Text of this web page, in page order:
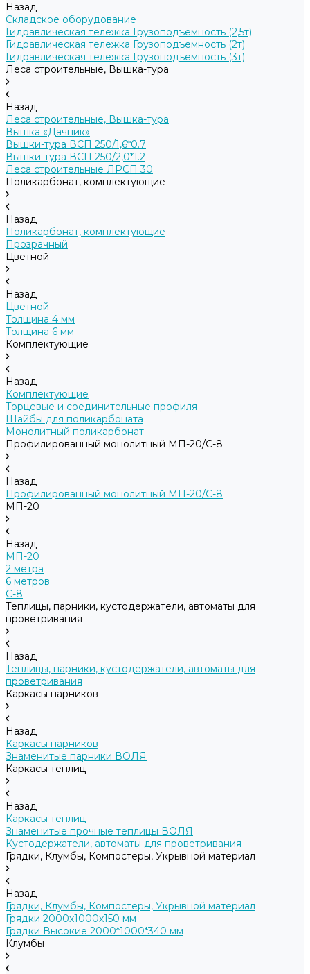
Назад
Складское оборудование
Гидравлическая тележка Грузоподъемность (2,5т)
Гидравлическая тележка Грузоподъемность (2т)
Гидравлическая тележка Грузоподъемность (3т)
Леса строительные, Вышка-тура
Назад
Леса строительные, Вышка-тура
Вышка «Дачник»
Вышки-тура ВСП 250/1,6*0.7
Вышки-тура ВСП 250/2,0*1.2
Леса строительные ЛРСП 30
Поликарбонат, комплектующие
Назад
Поликарбонат, комплектующие
Прозрачный
Цветной
Назад
Цветной
Толщина 4 мм
Толщина 6 мм
Комплектующие
Назад
Комплектующие
Торцевые и соединительные профиля
Шайбы для поликарбоната
Монолитный поликарбонат
Профилированный монолитный МП-20/С-8
Назад
Профилированный монолитный МП-20/С-8
МП-20
Назад
МП-20
2 метра
6 метров
С-8
Теплицы, парники, кустодержатели, автоматы для
проветривания
Назад
Теплицы, парники, кустодержатели, автоматы для
проветривания
Каркасы парников
Назад
Каркасы парников
Знаменитые парники ВОЛЯ
Каркасы теплиц
Назад
Каркасы теплиц
Знаменитые прочные теплицы ВОЛЯ
Кустодержатели, автоматы для проветривания
Грядки, Клумбы, Компостеры, Укрывной материал
Назад
Грядки, Клумбы, Компостеры, Укрывной материал
Грядки 2000х1000х150 мм
Грядки Высокие 2000*1000*340 мм
Клумбы